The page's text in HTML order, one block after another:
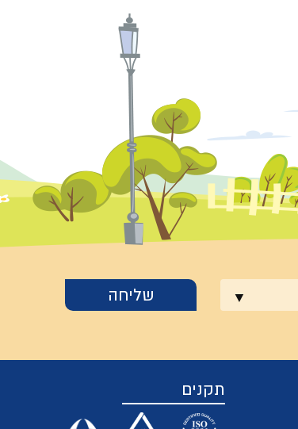
תקנים